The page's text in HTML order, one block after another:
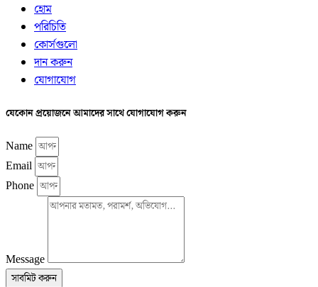
হোম
পরিচিতি
কোর্সগুলো
দান করুন
যোগাযোগ
যেকোন প্রয়োজনে আমাদের সাথে যোগাযোগ করুন
Name
Email
Phone
Message
সাবমিট করুন